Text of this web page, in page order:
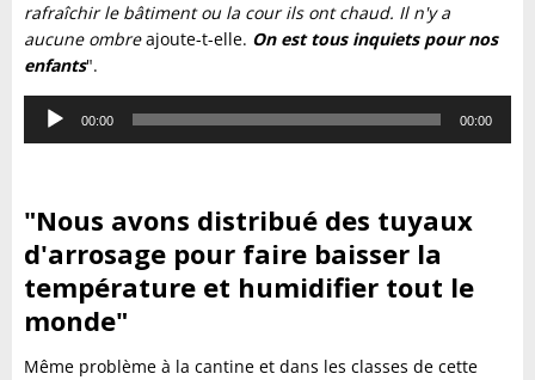
rafraîchir le bâtiment ou la cour ils ont chaud. Il n'y a
aucune ombreajoute-t-elle. On est tous inquiets pour nos
enfants".
Lecteur
audio
00:00 00:00
"Nous avons distribué des tuyaux
d'arrosage pour faire baisser la
température et humidifier tout le
monde"
Même problème à la cantine et dans les classes de cette